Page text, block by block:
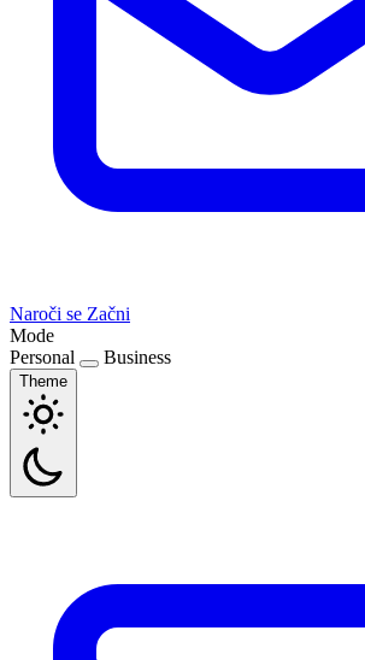
Naroči se Začni
Mode
Personal
Business
Theme